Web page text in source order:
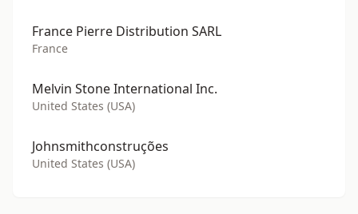
France Pierre Distribution SARL
France
Melvin Stone International Inc.
United States (USA)
Johnsmithconstruções
United States (USA)